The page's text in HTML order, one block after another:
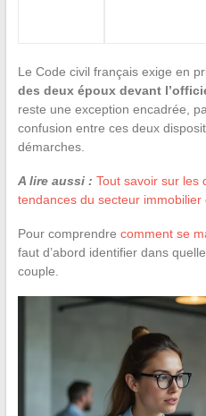
Le Code civil français exige en
des deux époux devant
reste une exception encadrée,
confusion entre ces deux
démarches.
A lire aussi : Tout savoir sur les
tendances du secteur immobilier
Pour comprendre comment se
faut d’abord identifier dans
couple.